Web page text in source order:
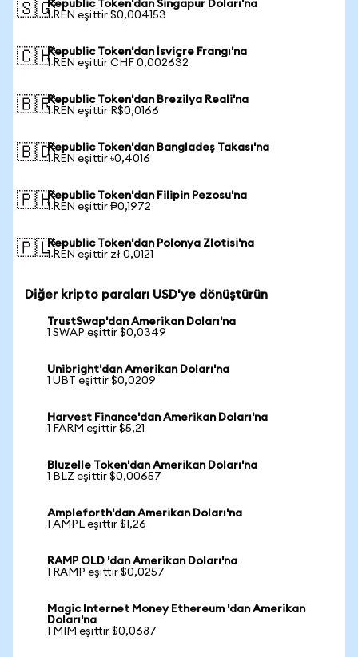
🇸🇬Republic Token'dan Singapur Doları'na
1 REN eşittir $0,004153
🇨🇭Republic Token'dan İsviçre Frangı'na
1 REN eşittir CHF 0,002632
🇧🇷Republic Token'dan Brezilya Reali'na
1 REN eşittir R$0,0166
🇧🇩Republic Token'dan Bangladeş Takası'na
1 REN eşittir ৳0,4016
🇵🇭Republic Token'dan Filipin Pezosu'na
1 REN eşittir ₱0,1972
🇵🇱Republic Token'dan Polonya Zlotisi'na
1 REN eşittir zł 0,0121
Diğer kripto paraları USD'ye dönüştürün
TrustSwap'dan Amerikan Doları'na
1 SWAP eşittir $0,0349
Unibright'dan Amerikan Doları'na
1 UBT eşittir $0,0209
Harvest Finance'dan Amerikan Doları'na
1 FARM eşittir $5,21
Bluzelle Token'dan Amerikan Doları'na
1 BLZ eşittir $0,00657
Ampleforth'dan Amerikan Doları'na
1 AMPL eşittir $1,26
RAMP OLD 'dan Amerikan Doları'na
1 RAMP eşittir $0,0257
Magic Internet Money Ethereum 'dan Amerikan
Doları'na
1 MIM eşittir $0,0687